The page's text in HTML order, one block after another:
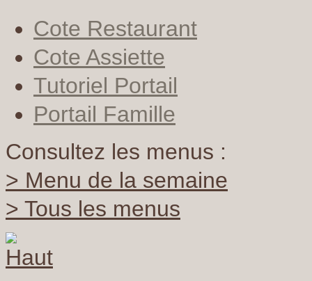
Cote Restaurant
Cote Assiette
Tutoriel Portail
Portail Famille
Consultez les menus :
> Menu de la semaine
> Tous les menus